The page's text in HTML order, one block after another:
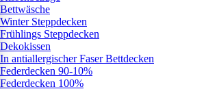
Bettwäsche
Winter Steppdecken
Frühlings Steppdecken
Dekokissen
In antiallergischer Faser Bettdecken
Federdecken 90-10%
Federdecken 100%